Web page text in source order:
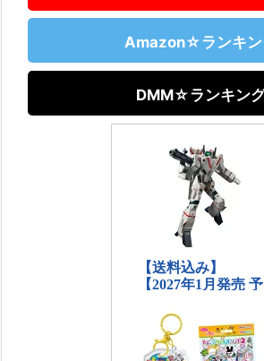
Amazon☆ランキン
DMM☆ランキン